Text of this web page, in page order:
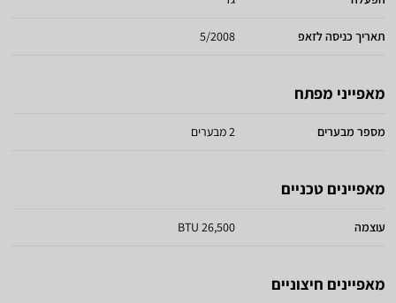
תאריך כניסה לזאפ 5/2008
מאפייני מפתח
מספר מבערים 2 מבערים
מאפיינים טכניים
עוצמה 26,500 BTU
מאפיינים חיצוניים